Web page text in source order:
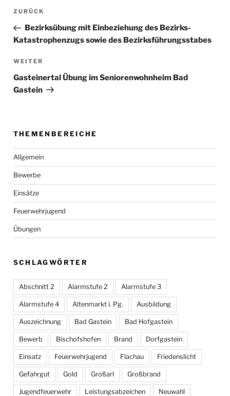
Beitragsnavigation
Vorheriger
Beitrag
ZURÜCK
Bezirksübung mit Einbeziehung des Bezirks-
Katastrophenzugs sowie des Bezirksführungsstabes
Nächster
WEITER
Gasteinertal Übung im Seniorenwohnheim Bad
Gastein
THEMENBEREICHE
Allgemein
Bewerbe
Einsätze
Feuerwehrjugend
Übungen
SCHLAGWÖRTER
Abschnitt 2 Alarmstufe 2 Alarmstufe 3
Alarmstufe 4 Altenmarkt i. Pg. Ausbildung
Auszeichnung Bad Gastein Bad Hofgastein
Bewerb Bischofshofen Brand Dorfgastein
Einsatz Feuerwehrjugend Flachau Friedenslicht
Gefahrgut Gold Großarl Großbrand
Jugendfeuerwehr Leistungsabzeichen Neuwahl